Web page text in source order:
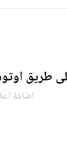
اضافة